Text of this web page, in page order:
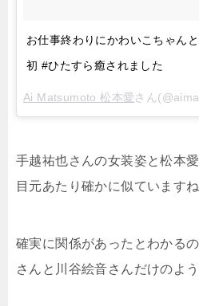
お仕事終わりにかわいこちゃ
初 #ひたすら癒されました
Ai Matsumoto 松本愛さん
手越祐也さんの女装姿と松本
目元あたり確かに似ていますね
確実に関係があったとわかる
さんと川谷絵音さんだけのよう